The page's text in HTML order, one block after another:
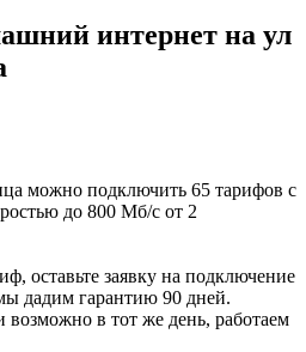
интернет на ул
можно подключить 65 тарифов с
до 800 Мб/с от 2
оставьте заявку на подключение
дадим гарантию 90 дней.
в тот же день, работаем